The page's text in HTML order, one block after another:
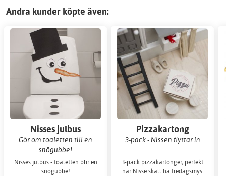
Andra kunder köpte även:
Nisses julbus
Gör om toaletten till en
snögubbe!
Nisses julbus - toaletten blir en
snögubbe!
Pizzakartong
3-pack - Nissen flyttar in
3-pack pizzakartonger, perfekt
när Nisse skall ha fredagsmys.